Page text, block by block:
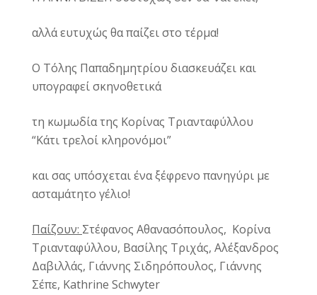
αλλά ευτυχώς θα παίζει στο τέρμα!
Ο Τόλης Παπαδημητρίου διασκευάζει και
υπογραφεί σκηνοθετικά
τη κωμωδία της Κορίνας Τριανταφύλλου
“Κάτι τρελοί κληρονόμοι”
και σας υπόσχεται ένα ξέφρενο πανηγύρι με
ασταμάτητο γέλιο!
Παίζουν: Στέφανος Αθανασόπουλος, Κορίνα
Τριανταφύλλου, Βασίλης Τριχάς, Αλέξανδρος
Δαβιλλάς, Γιάννης Σιδηρόπουλος, Γιάννης
Σέπε, Kathrine Schwyter